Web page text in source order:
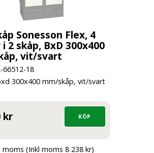
Sonesson Flex, 4
2 skåp, BxD 300x400
vit/svart
66512-18
300x400 mm/skåp, vit/svart
kr
moms (Inkl moms 8 238 kr)